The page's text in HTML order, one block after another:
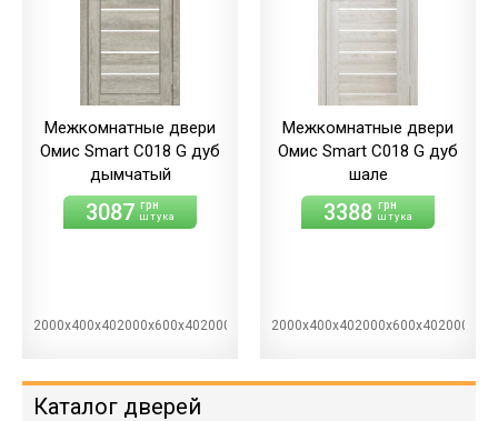
Межкомнатные двери
Омис Smart С018 G дуб
дымчатый
3087 грн
штука
2000х400х402000х600х402000х700х402000х800х402000х900х40
Межкомнатные двери
Омис Smart С018 G дуб
шале
3388 грн
штука
Каталог дверей